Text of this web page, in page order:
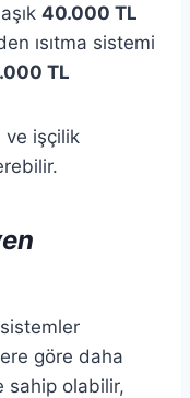
40.000 TL
ısıtma sistemi
TL
ve işçilik
göre daha
sahip olabilir,